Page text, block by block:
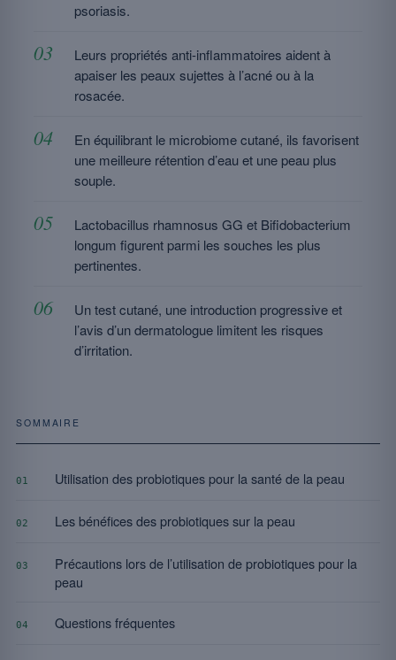
psoriasis.
Leurs propriétés anti-inflammatoires aident à
apaiser les peaux sujettes à l’acné ou à la
rosacée.
En équilibrant le microbiome cutané, ils favorisent
une meilleure rétention d’eau et une peau plus
souple.
Lactobacillus rhamnosus GG et Bifidobacterium
longum figurent parmi les souches les plus
pertinentes.
Un test cutané, une introduction progressive et
l’avis d’un dermatologue limitent les risques
d’irritation.
SOMMAIRE
01 Utilisation des probiotiques pour la santé de la peau
02 Les bénéfices des probiotiques sur la peau
03
Précautions lors de l’utilisation de probiotiques pour la
peau
04 Questions fréquentes